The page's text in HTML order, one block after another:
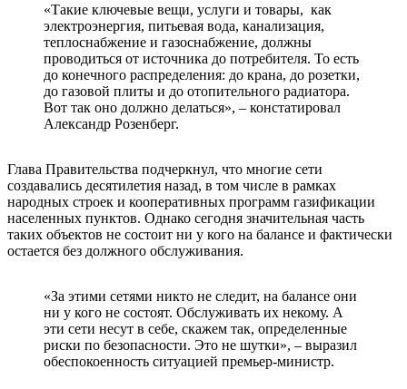
«Такие ключевые вещи, услуги и товары, как
электроэнергия, питьевая вода, канализация,
теплоснабжение и газоснабжение, должны
проводиться от источника до потребителя. То есть
до конечного распределения: до крана, до розетки,
до газовой плиты и до отопительного радиатора.
Вот так оно должно делаться», – констатировал
Александр Розенберг.
Глава Правительства подчеркнул, что многие сети
создавались десятилетия назад, в том числе в рамках
народных строек и кооперативных программ газификации
населенных пунктов. Однако сегодня значительная часть
таких объектов не состоит ни у кого на балансе и фактически
остается без должного обслуживания.
«За этими сетями никто не следит, на балансе они
ни у кого не состоят. Обслуживать их некому. А
эти сети несут в себе, скажем так, определенные
риски по безопасности. Это не шутки», – выразил
обеспокоенность ситуацией премьер-министр.